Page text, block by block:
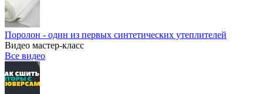
Поролон - один из первых синтетических утеплителей
Видео мастер-класс
Все видео